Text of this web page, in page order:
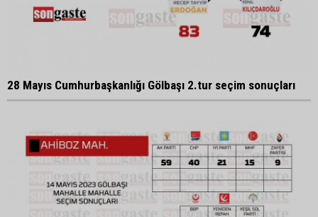
28 Mayıs Cumhurbaşkanlığı Gölbaşı 2.tur seçim sonuçları